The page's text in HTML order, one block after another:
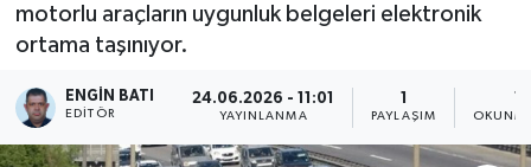
motorlu araçların uygunluk belgeleri elektronik
ortama taşınıyor.
ENGIN BATI
EDITÖR
24.06.2026 - 11:01
YAYINLANMA PAYLAŞIM